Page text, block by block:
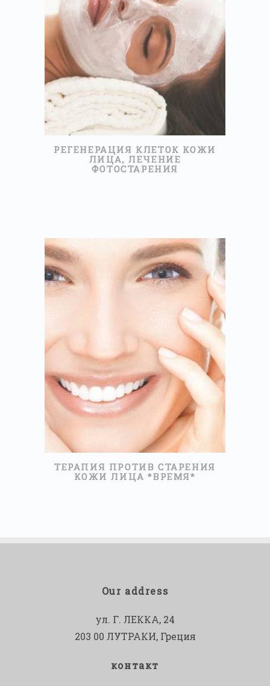
60,00 €
ПРОЧИТАЙТЕ БОЛЬШЕ
РЕГЕНЕРАЦИЯ КЛЕТОК КОЖИ
ЛИЦА, ЛЕЧЕНИЕ
ФОТОСТАРЕНИЯ
60,00 €
ПРОЧИТАЙТЕ БОЛЬШЕ
ТЕРАПИЯ ПРОТИВ СТАРЕНИЯ
КОЖИ ЛИЦА *BРЕМЯ*
Our address
ул. Г. ЛЕККА, 24
203 00 ЛУТРАКИ, Греция
контакт